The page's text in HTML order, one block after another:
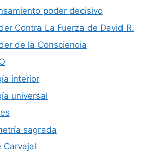
poder decisivo
Contra La Fuerza de David R.
de la Consciencia
interior
universal
sagrada
Carvajal